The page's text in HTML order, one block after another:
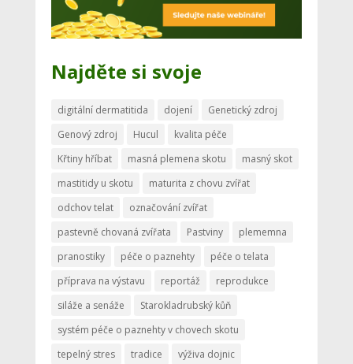
Najděte si svoje
digitální dermatitida dojení
Genetický zdroj
Genový zdroj
Hucul
kvalita péče
Křtiny hříbat
masná plemena skotu
masný skot
mastitidy u skotu
maturita z chovu zvířat
odchov telat
označování zvířat
pastevně chovaná zvířata
Pastviny
plememna
pranostiky
péče o paznehty
péče o telata
příprava na výstavu
reportáž
reprodukce
siláže a senáže
Starokladrubský kůň
systém péče o paznehty v chovech skotu
tepelný stres
tradice výživa dojnic